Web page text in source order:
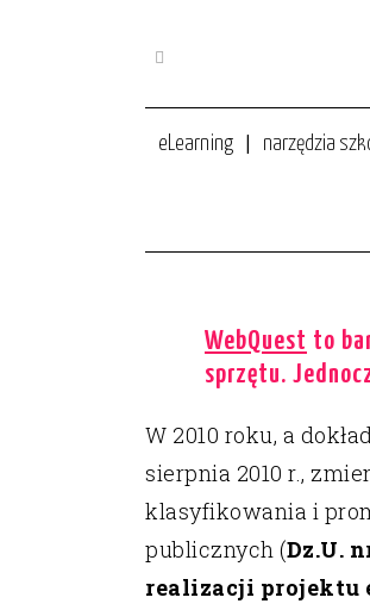
eLearning narzędzia
WebQuest to
sprzętu.
W 2010 roku, a
sierpnia 2010 r.,
klasyfikowania i
publicznych (Dz.U.
realizacji projektu